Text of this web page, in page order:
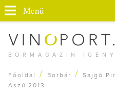
BORMAGAZIN
Menü
Főoldal / Borbár /
Sajgó
Aszú 2013